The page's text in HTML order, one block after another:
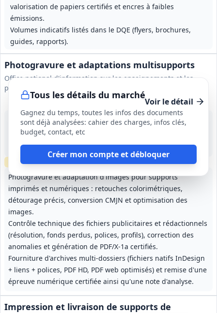
valorisation de papiers certifiés et encres à faibles
émissions.
Volumes indicatifs listés dans le DQE (flyers, brochures,
guides, rapports).
Tous les détails du marché
Gagnez du temps, toutes les infos des documents
sont déjà analysées: cahier des charges, infos clés,
budget, contact, etc
Créer mon compte et débloquer
Photogravure et adaptations multisupports
Office national d'information sur les enseignements et les
professions
Voir le détail
Photogravure et adaptation d'images pour supports
imprimés et numériques : retouches colorimétriques,
détourage précis, conversion CMJN et optimisation des
images.
Contrôle technique des fichiers publicitaires et rédactionnels
(résolution, fonds perdus, polices, profils), correction des
anomalies et génération de PDF/X-1a certifiés.
Fourniture d'archives multi-dossiers (fichiers natifs InDesign
+ liens + polices, PDF HD, PDF web optimisés) et remise d'une
épreuve numérique certifiée ainsi qu'une note d'analyse.
8 sept. 2026
Marne-la-Vallée (77)
139 000 €
12 mois, renouvelable 3 fois (durée maximale 48 mois)
Échantillons
Impression et livraison de supports de